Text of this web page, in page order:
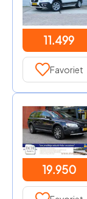
11.499
Favoriet
19.950